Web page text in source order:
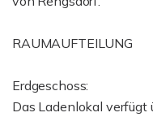
RAUMAUFTEILUNG
Erdgeschoss:
Das Ladenlokal verfügt